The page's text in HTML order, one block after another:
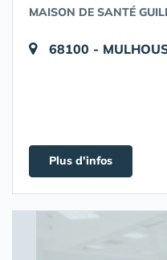
MAISON DE SANTÉ
68100 -
Plus d'infos